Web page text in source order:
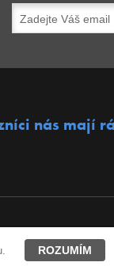
ROZUMÍM
nás mají